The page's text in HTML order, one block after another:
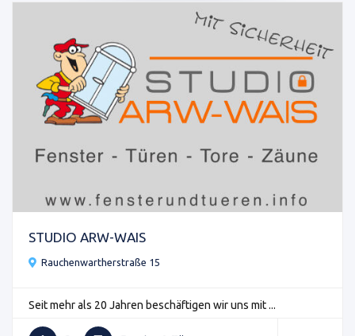
STUDIO ARW-WAIS
Rauchenwartherstraße 15
Seit mehr als 20 Jahren beschäftigen wir uns mit ...